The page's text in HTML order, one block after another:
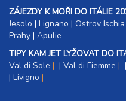
ZÁJEZDY K MOŘI DO ITÁLIE
Jesolo | Lignano | Ostrov Ischia
Prahy | Apulie
TIPY KAM JET LYŽOVAT DO
Val di Sole
| Val di Fiemme |
| Livigno